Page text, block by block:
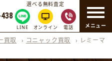
メニュー
選べる無料査定
LINE オンライン 電話
買取 › コニャック買取 › レミーマ